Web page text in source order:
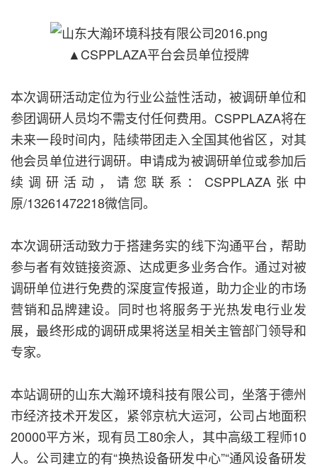
▲CSPPLAZA平台会员单位授牌
本次调研活动定位为行业公益性活动，被调研单位和
参团调研人员均不需支付任何费用。CSPPLAZA将在
未来一段时间内，陆续带团走入全国其他省区，对其
他会员单位进行调研。申请成为被调研单位或参加后
续调研活动，请您联系：CSPPLAZA张中
原/13261472218微信同。
本次调研活动致力于搭建务实的线下沟通平台，帮助
参与者有效链接资源、达成更多业务合作。通过对被
调研单位进行免费的深度宣传报道，助力企业的市场
营销和品牌建设。同时也将服务于光热发电行业发
展，最终形成的调研成果将送呈相关主管部门领导和
专家。
本站调研的山东大瀚环境科技有限公司，坐落于德州
市经济技术开发区，紧邻京杭大运河，公司占地面积
20000平方米，现有员工80余人，其中高级工程师10
人。公司建立的有“换热设备研发中心”“通风设备研发